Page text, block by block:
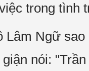
trong tình
Lâm Ngữ
nói: